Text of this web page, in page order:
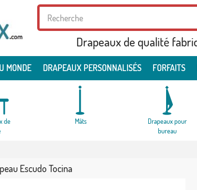
Drapeaux de qualité
MONDE DRAPEAUX PERSONNALISÉS FORFAITS
de
Mâts
Drapeaux pour
bureau
Escudo Tocina